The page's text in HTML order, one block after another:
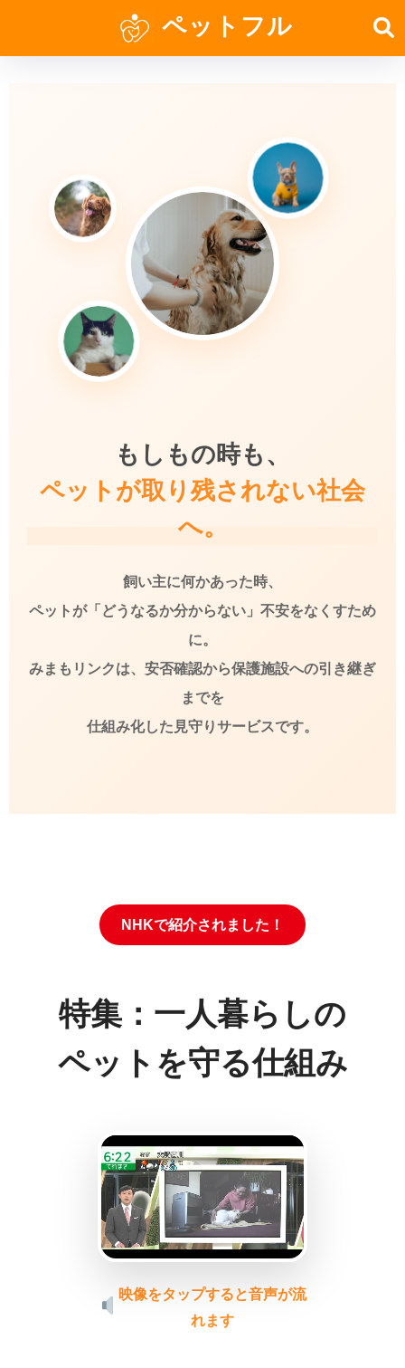
ペットフル
もしもの時も、
ペットが取り残されない社会
へ。
飼い主に何かあった時、
ペットが「どうなるか分からない」不安をなくすため
に。
みまもリンクは、安否確認から保護施設への引き継ぎ
までを
仕組み化した見守りサービスです。
NHKで紹介されました！
特集：一人暮らしの
ペットを守る仕組み
映像をタップすると音声が流
れます